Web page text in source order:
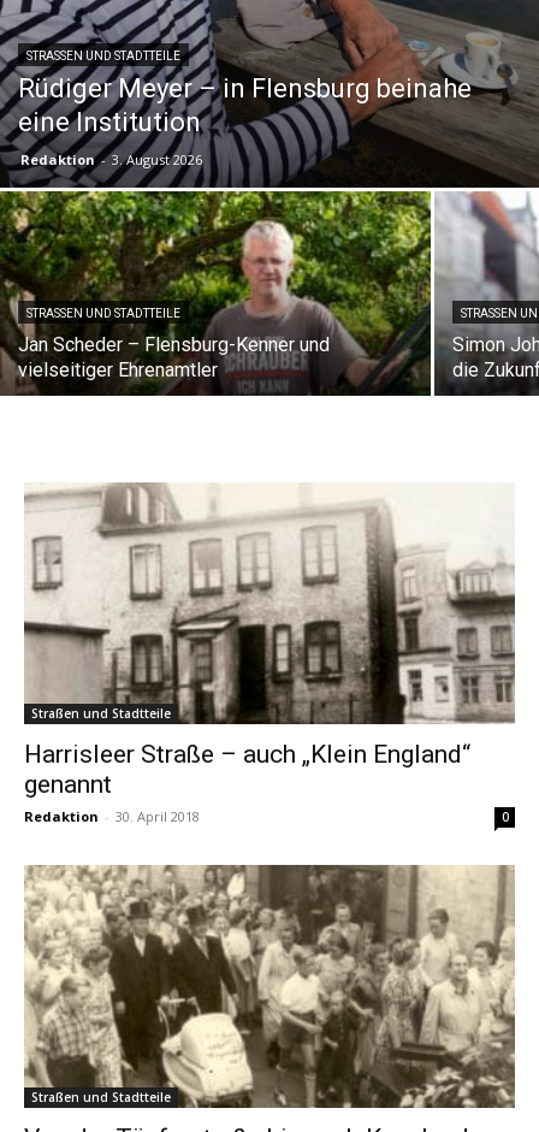
STRASSEN UND STADTTEILE
Rüdiger Meyer – in Flensburg beinahe
eine Institution
Redaktion - 3. August 2026
STRASSEN UND STADTTEILE
Jan Scheder – Flensburg-Kenner und
vielseitiger Ehrenamtler
STRASSEN
Simon
die
Straßen und Stadtteile
Harrisleer Straße – auch „Klein England“
genannt
Redaktion - 30. April 2018 0
Straßen und Stadtteile